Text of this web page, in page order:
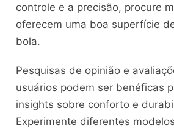
controle e a precisão, procure
oferecem uma boa superfície
bola.
Pesquisas de opinião e
usuários podem ser benéficas
insights sobre conforto e
Experimente diferentes